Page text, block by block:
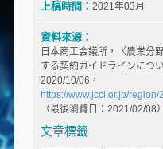
上稿時間： 2021年03月
資料來源：
日本商工会議所，〈農業分
する契約ガイドラインにつ
2020/10/06，
https://www.jcci.or.jp/
（最後瀏覽日：2021/02/08
文章標籤